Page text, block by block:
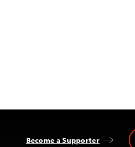
Become a Supporter